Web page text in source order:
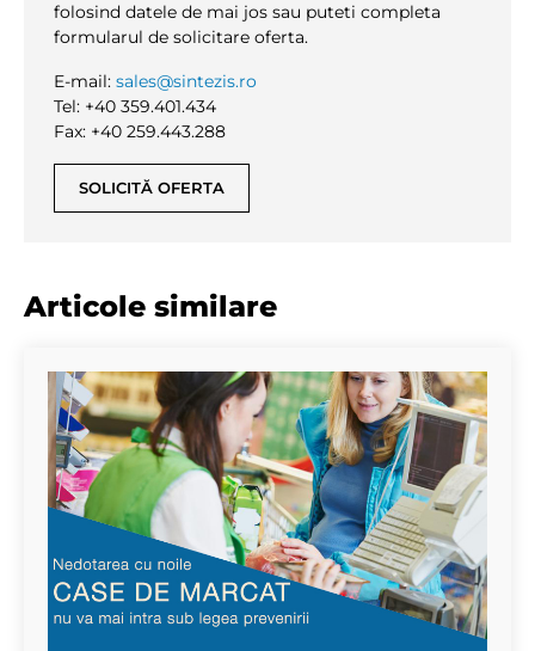
folosind datele de mai jos sau puteti completa
formularul de solicitare oferta.
E-mail: sales@sintezis.ro
Tel: +40 359.401.434
Fax: +40 259.443.288
SOLICITĂ OFERTA
Articole similare